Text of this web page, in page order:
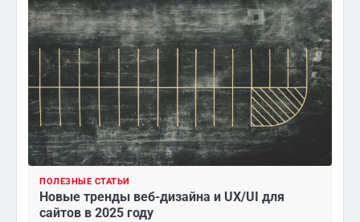
ПОЛЕЗНЫЕ СТАТЬИ
Новые тренды веб-дизайна и UX/UI для
сайтов в 2025 году